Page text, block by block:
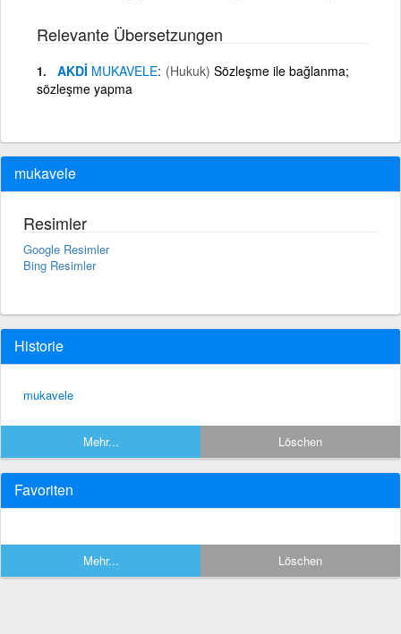
Relevante Übersetzungen
AKDİ MUKAVELE (Hukuk) Sözleşme ile bağlanma;
sözleşme yapma
mukavele
Resimler
Google Resimler
Bing Resimler
Historie
mukavele
Mehr... Löschen
Favoriten
Mehr... Löschen